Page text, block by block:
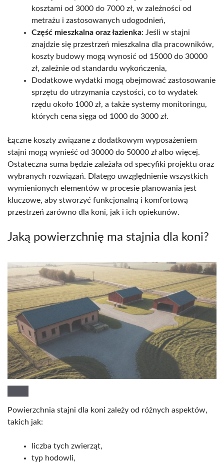
kosztami od 3000 do 7000 zł, w zależności od
metrażu i zastosowanych udogodnień,
Część mieszkalna oraz łazienka: Jeśli w stajni
znajdzie się przestrzeń mieszkalna dla pracowników,
koszty budowy mogą wynosić od 15000 do 30000
zł, zależnie od standardu wykończenia,
Dodatkowe wydatki mogą obejmować zastosowanie
sprzętu do utrzymania czystości, co to wydatek
rzędu około 1000 zł, a także systemy monitoringu,
których cena sięga od 1000 do 3000 zł.
Łączne koszty związane z dodatkowym wyposażeniem
stajni mogą wynieść od 30000 do 50000 zł albo więcej.
Ostateczna suma będzie zależała od specyfiki projektu oraz
wybranych rozwiązań. Dlatego uwzględnienie wszystkich
wymienionych elementów w procesie planowania jest
kluczowe, aby stworzyć funkcjonalną i komfortową
przestrzeń zarówno dla koni, jak i ich opiekunów.
Jaką powierzchnię ma stajnia dla koni?
Powierzchnia stajni dla koni zależy od różnych aspektów,
takich jak:
liczba tych zwierząt,
typ hodowli,